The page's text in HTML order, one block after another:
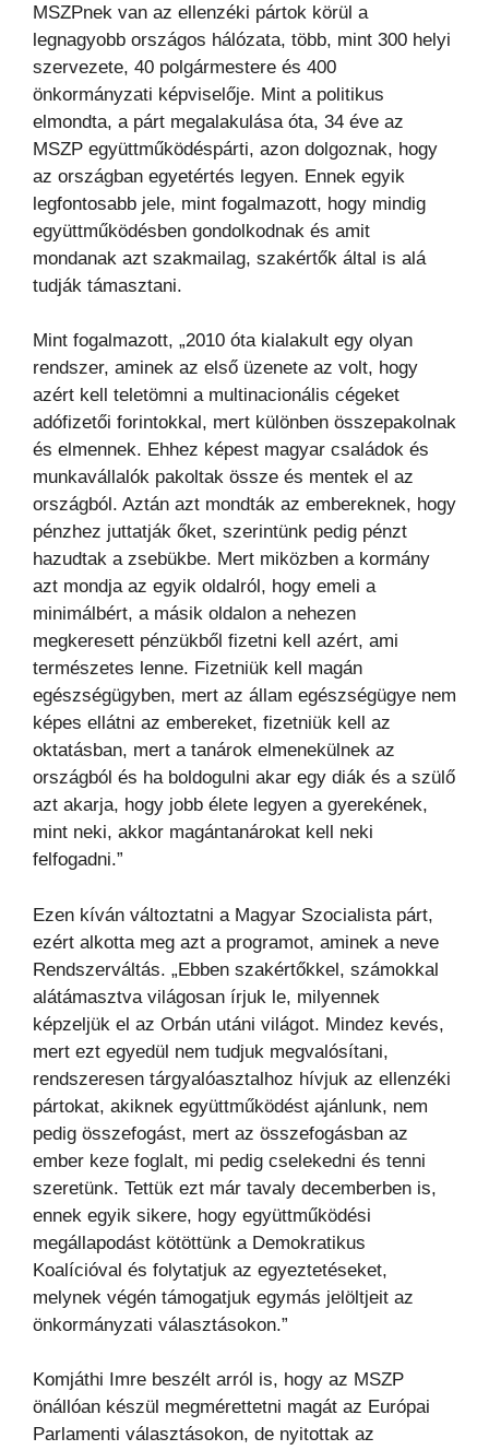
MSZPnek van az ellenzéki pártok körül a
legnagyobb országos hálózata, több, mint 300 helyi
szervezete, 40 polgármestere és 400
önkormányzati képviselője. Mint a politikus
elmondta, a párt megalakulása óta, 34 éve az
MSZP együttműködéspárti, azon dolgoznak, hogy
az országban egyetértés legyen. Ennek egyik
legfontosabb jele, mint fogalmazott, hogy mindig
együttműködésben gondolkodnak és amit
mondanak azt szakmailag, szakértők által is alá
tudják támasztani.
Mint fogalmazott, „2010 óta kialakult egy olyan
rendszer, aminek az első üzenete az volt, hogy
azért kell teletömni a multinacionális cégeket
adófizetői forintokkal, mert különben összepakolnak
és elmennek. Ehhez képest magyar családok és
munkavállalók pakoltak össze és mentek el az
országból. Aztán azt mondták az embereknek, hogy
pénzhez juttatják őket, szerintünk pedig pénzt
hazudtak a zsebükbe. Mert miközben a kormány
azt mondja az egyik oldalról, hogy emeli a
minimálbért, a másik oldalon a nehezen
megkeresett pénzükből fizetni kell azért, ami
természetes lenne. Fizetniük kell magán
egészségügyben, mert az állam egészségügye nem
képes ellátni az embereket, fizetniük kell az
oktatásban, mert a tanárok elmenekülnek az
országból és ha boldogulni akar egy diák és a szülő
azt akarja, hogy jobb élete legyen a gyerekének,
mint neki, akkor magántanárokat kell neki
felfogadni.”
Ezen kíván változtatni a Magyar Szocialista párt,
ezért alkotta meg azt a programot, aminek a neve
Rendszerváltás. „Ebben szakértőkkel, számokkal
alátámasztva világosan írjuk le, milyennek
képzeljük el az Orbán utáni világot. Mindez kevés,
mert ezt egyedül nem tudjuk megvalósítani,
rendszeresen tárgyalóasztalhoz hívjuk az ellenzéki
pártokat, akiknek együttműködést ajánlunk, nem
pedig összefogást, mert az összefogásban az
ember keze foglalt, mi pedig cselekedni és tenni
szeretünk. Tettük ezt már tavaly decemberben is,
ennek egyik sikere, hogy együttműködési
megállapodást kötöttünk a Demokratikus
Koalícióval és folytatjuk az egyeztetéseket,
melynek végén támogatjuk egymás jelöltjeit az
önkormányzati választásokon.”
Komjáthi Imre beszélt arról is, hogy az MSZP
önállóan készül megmérettetni magát az Európai
Parlamenti választásokon, de nyitottak az